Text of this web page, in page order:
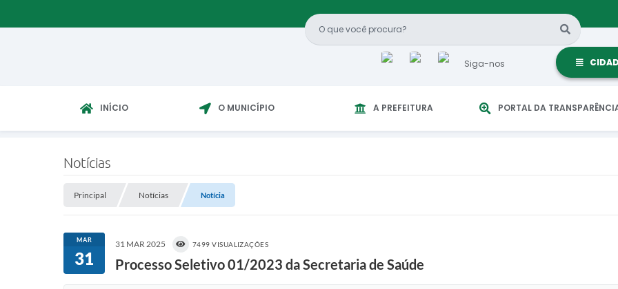
Siga-nos
INÍCIO O MUNICÍPIO A PREFEITURA PORTAL DA
Notícias
Principal Notícias Notícia
MAR
31
31 MAR 2025 7499 VISUALIZAÇÕES
Processo Seletivo 01/2023 da Secretaria de Saúde